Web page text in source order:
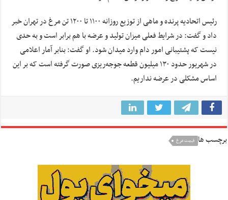
رئیس اتحادیه پرنده و ماهی از توزیع روزانه ۱۱۰۰ تا ۱۲۰۰ تن مرغ در تهران خبر
داد و گفت: در شرایط فعلی میزان تولید و عرضه با هم برابر است و به حدی
نیست که پشتیبانی امور دام وارد میدان شود. او گفت: بنابر آمار اعلامی
در شهریور حدود ۱۳۰ میلیون قطعه جوجه‌ریزی صورت گرفته است که بر این
اساس مشکلی در عرضه نداریم.
برچسب ها قیمت مرغ